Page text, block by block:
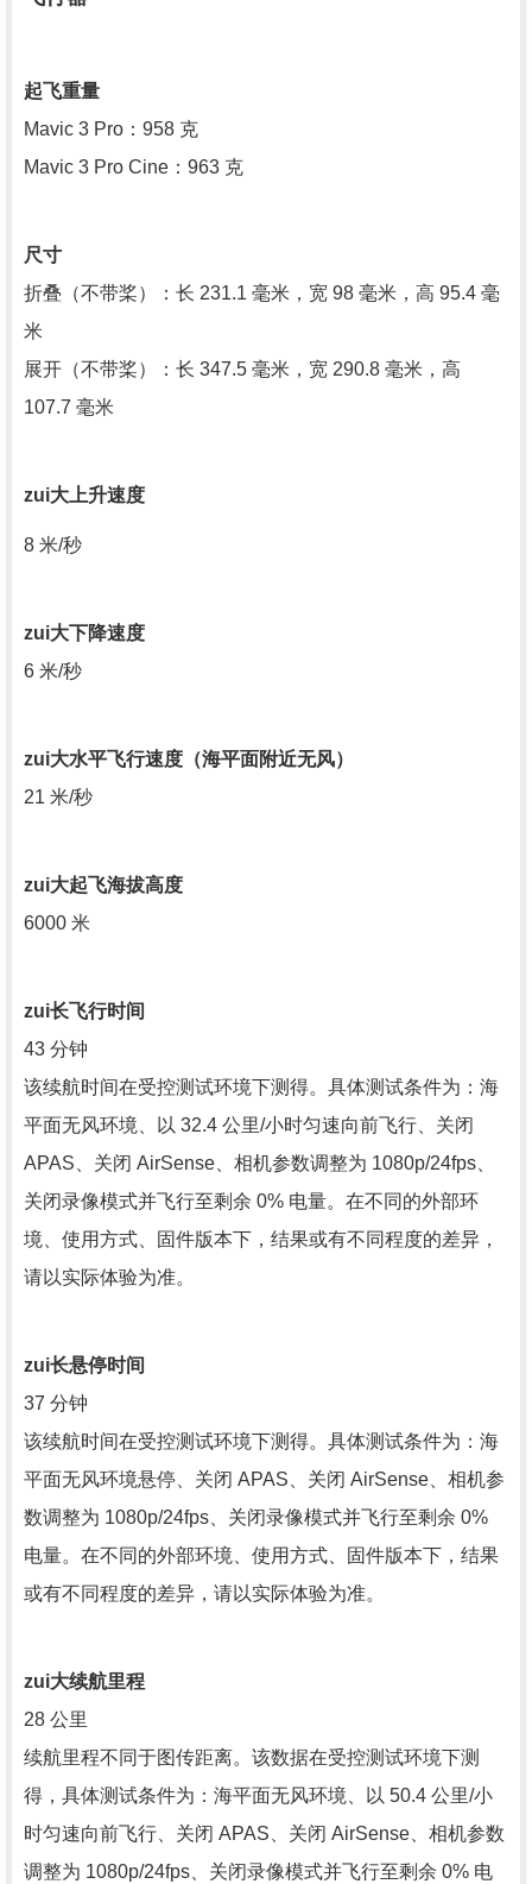
起飞重量
Mavic 3 Pro：958 克
Mavic 3 Pro Cine：963 克
尺寸
折叠（不带桨）：长 231.1 毫米，宽 98 毫米，高 95.4 毫
米
展开（不带桨）：长 347.5 毫米，宽 290.8 毫米，高
107.7 毫米
zui大上升速度
8 米/秒
zui大下降速度
6 米/秒
zui大水平飞行速度（海平面附近无风）
21 米/秒
zui大起飞海拔高度
6000 米
zui长飞行时间
43 分钟
该续航时间在受控测试环境下测得。具体测试条件为：海
平面无风环境、以 32.4 公里/小时匀速向前飞行、关闭
APAS、关闭 AirSense、相机参数调整为 1080p/24fps、
关闭录像模式并飞行至剩余 0% 电量。在不同的外部环
境、使用方式、固件版本下，结果或有不同程度的差异，
请以实际体验为准。
zui长悬停时间
37 分钟
该续航时间在受控测试环境下测得。具体测试条件为：海
平面无风环境悬停、关闭 APAS、关闭 AirSense、相机参
数调整为 1080p/24fps、关闭录像模式并飞行至剩余 0%
电量。在不同的外部环境、使用方式、固件版本下，结果
或有不同程度的差异，请以实际体验为准。
zui大续航里程
28 公里
续航里程不同于图传距离。该数据在受控测试环境下测
得，具体测试条件为：海平面无风环境、以 50.4 公里/小
时匀速向前飞行、关闭 APAS、关闭 AirSense、相机参数
调整为 1080p/24fps、关闭录像模式并飞行至剩余 0% 电